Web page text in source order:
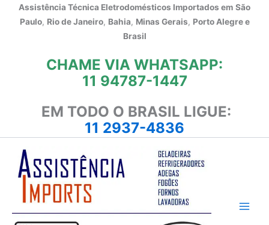
Assistência Técnica Eletrodomésticos Importados em São
Paulo, Rio de Janeiro, Bahia, Minas Gerais, Porto Alegre e
Brasil
CHAME VIA WHATSAPP:
11 94787-1447
EM TODO O BRASIL LIGUE:
11 2937-4836